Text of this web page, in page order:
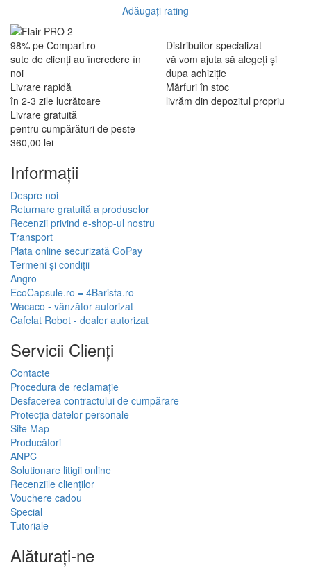
Adăugați rating
98% pe Compari.ro
sute de clienți au încredere în
noi
Distribuitor specializat
vă vom ajuta să alegeți și
dupa achiziție
Livrare rapidă
în 2-3 zile lucrătoare
Mărfuri în stoc
livrăm din depozitul propriu
Livrare gratuită
pentru cumpărături de peste
360,00 lei
Informaţii
Despre noi
Returnare gratuită a produselor
Recenzii privind e-shop-ul nostru
Transport
Plata online securizată GoPay
Termeni și condiții
Angro
EcoCapsule.ro = 4Barista.ro
Wacaco - vânzător autorizat
Cafelat Robot - dealer autorizat
Servicii Clienţi
Contacte
Procedura de reclamație
Desfacerea contractului de cumpărare
Protecția datelor personale
Site Map
Producători
ANPC
Solutionare litigii online
Recenziile clienților
Vouchere cadou
Special
Tutoriale
Alăturați-ne